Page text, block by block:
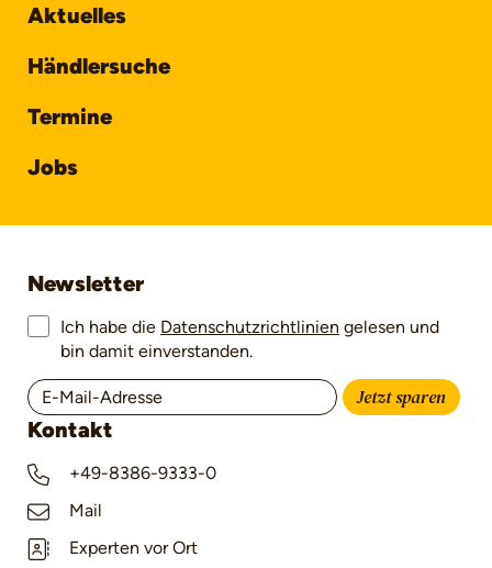
Aktuelles
Händlersuche
Termine
Jobs
Newsletter
Ich habe die Datenschutzrichtlinien gelesen und
bin damit einverstanden.
Jetzt sparen
Kontakt
+49-8386-9333-0
Mail
Experten vor Ort